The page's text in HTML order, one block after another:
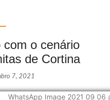
com o cenário
de Cortina
7, 2021